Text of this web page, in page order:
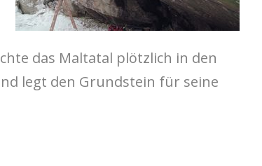
das Maltatal plötzlich in den
legt den Grundstein für seine